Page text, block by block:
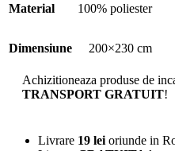
Material 100% poliester
Dimensiune 200×230 cm
Achizitioneaza produse de
TRANSPORT GRATUIT!
Livrare 19 lei oriunde in